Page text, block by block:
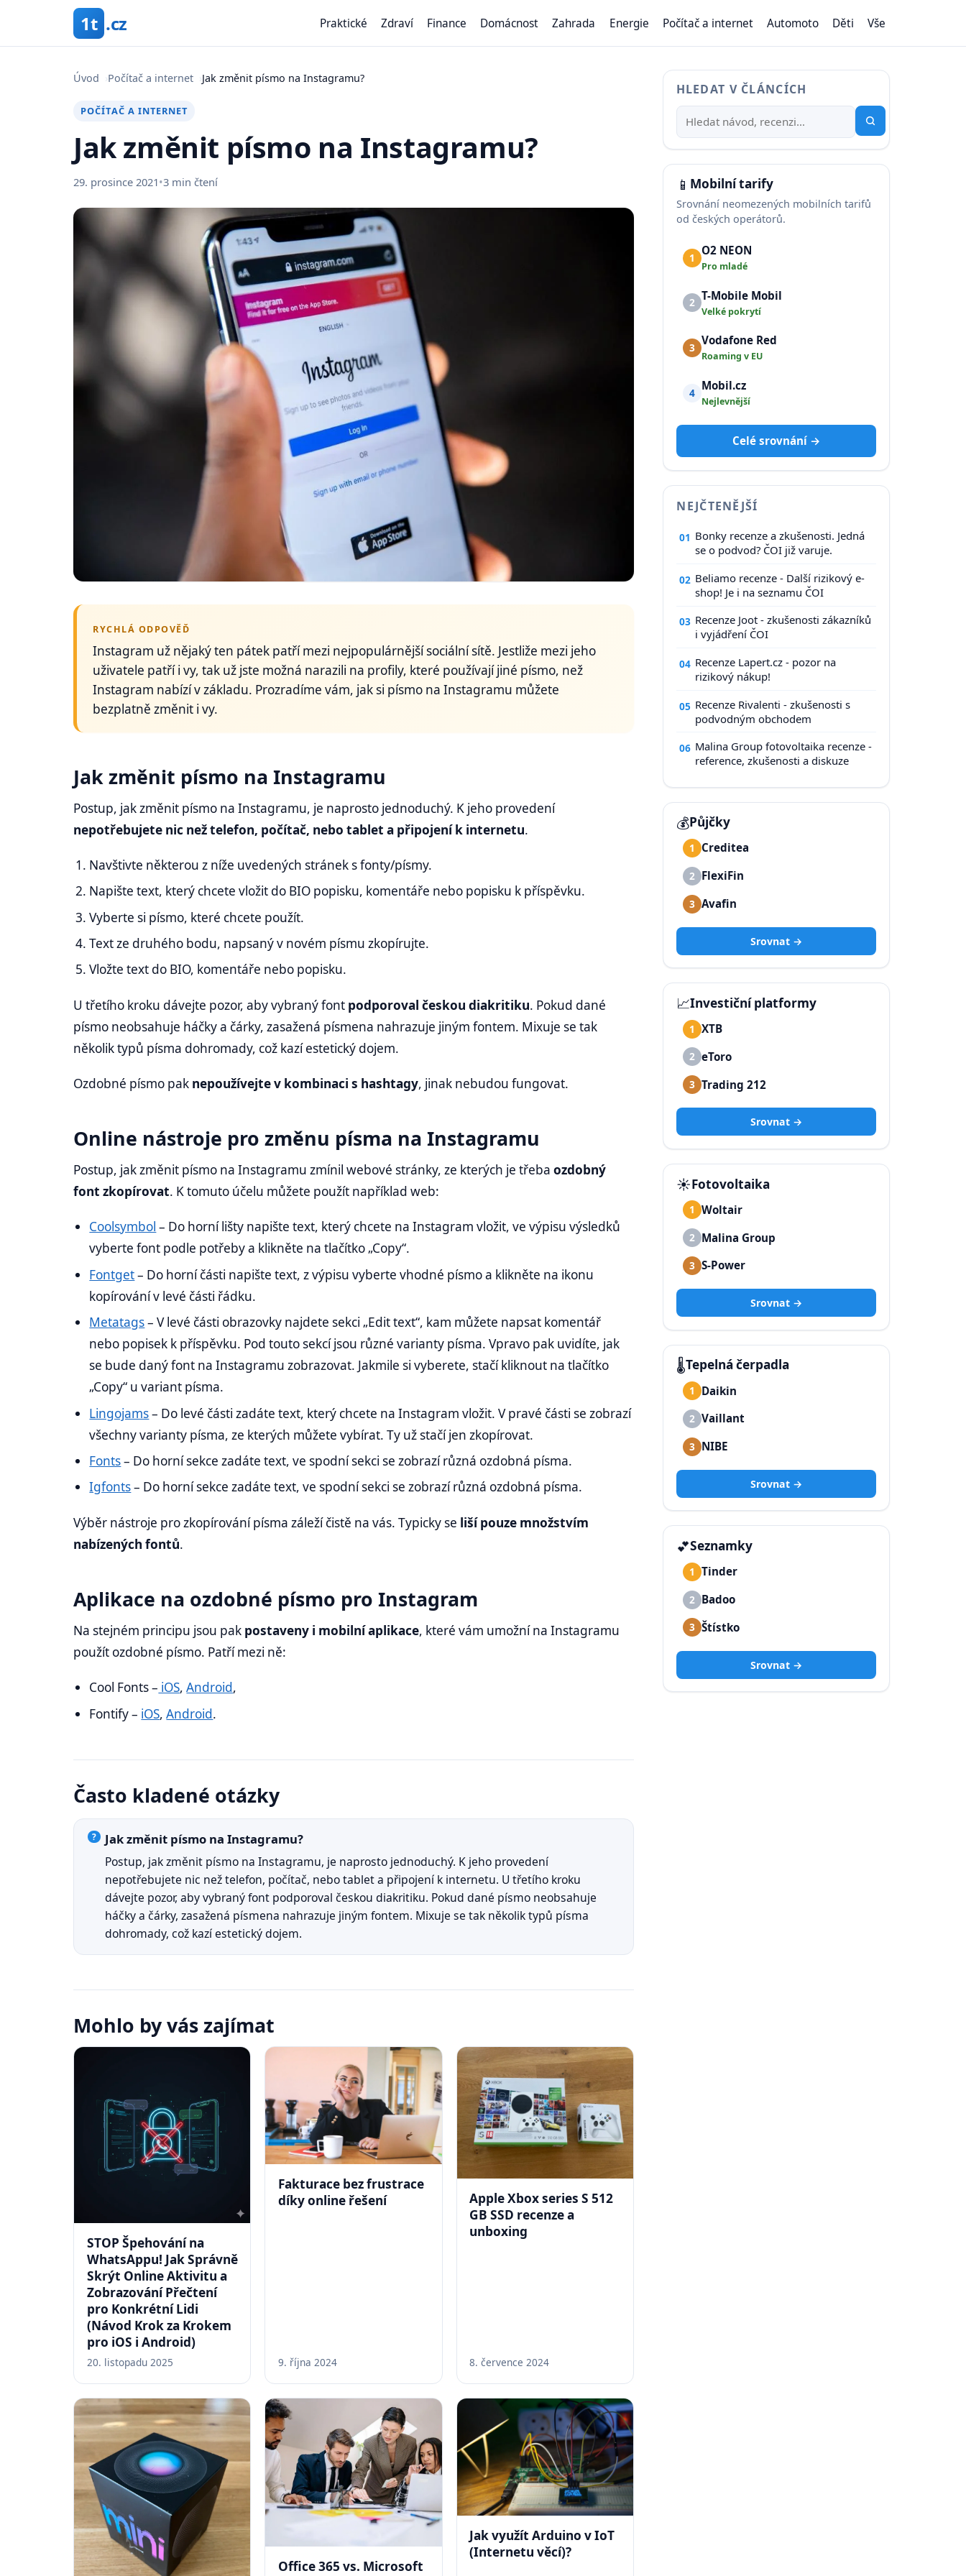
1t .cz Praktické Zdraví Finance Domácnost Zahrada Energie Počítač a internet Automoto Děti Vše
Úvod ›Počítač a internet ›Jak změnit písmo na Instagramu?
POČÍTAČ A INTERNET
Jak změnit písmo na Instagramu?
29. prosince 2021•3 min čtení
RYCHLÁ ODPOVĚĎ
Instagram už nějaký ten pátek patří mezi nejpopulárnější sociální sítě. Jestliže mezi jeho
uživatele patří i vy, tak už jste možná narazili na profily, které používají jiné písmo, než
Instagram nabízí v základu. Prozradíme vám, jak si písmo na Instagramu můžete
bezplatně změnit i vy.
Jak změnit písmo na Instagramu
Postup, jak změnit písmo na Instagramu, je naprosto jednoduchý. K jeho provedení
nepotřebujete nic než telefon, počítač, nebo tablet a připojení k internetu.
Navštivte některou z níže uvedených stránek s fonty/písmy.
Napište text, který chcete vložit do BIO popisku, komentáře nebo popisku k příspěvku.
Vyberte si písmo, které chcete použít.
Text ze druhého bodu, napsaný v novém písmu zkopírujte.
Vložte text do BIO, komentáře nebo popisku.
U třetího kroku dávejte pozor, aby vybraný font podporoval českou diakritiku. Pokud dané
písmo neobsahuje háčky a čárky, zasažená písmena nahrazuje jiným fontem. Mixuje se tak
několik typů písma dohromady, což kazí estetický dojem.
Ozdobné písmo pak nepoužívejte v kombinaci s hashtagy, jinak nebudou fungovat.
Online nástroje pro změnu písma na Instagramu
Postup, jak změnit písmo na Instagramu zmínil webové stránky, ze kterých je třeba ozdobný
font zkopírovat. K tomuto účelu můžete použít například web:
Coolsymbol – Do horní lišty napište text, který chcete na Instagram vložit, ve výpisu výsledků
vyberte font podle potřeby a klikněte na tlačítko „Copy“.
Fontget– Do horní části napište text, z výpisu vyberte vhodné písmo a klikněte na ikonu
kopírování v levé části řádku.
Metatags– V levé části obrazovky najdete sekci „Edit text“, kam můžete napsat komentář
nebo popisek k příspěvku. Pod touto sekcí jsou různé varianty písma. Vpravo pak uvidíte, jak
se bude daný font na Instagramu zobrazovat. Jakmile si vyberete, stačí kliknout na tlačítko
„Copy“ u variant písma.
Lingojams– Do levé části zadáte text, který chcete na Instagram vložit. V pravé části se zobrazí
všechny varianty písma, ze kterých můžete vybírat. Ty už stačí jen zkopírovat.
Fonts– Do horní sekce zadáte text, ve spodní sekci se zobrazí různá ozdobná písma.
Igfonts– Do horní sekce zadáte text, ve spodní sekci se zobrazí různá ozdobná písma.
Výběr nástroje pro zkopírování písma záleží čistě na vás. Typicky se liší pouze množstvím
nabízených fontů.
Aplikace na ozdobné písmo pro Instagram
Na stejném principu jsou pak postaveny i mobilní aplikace, které vám umožní na Instagramu
použít ozdobné písmo. Patří mezi ně:
Cool Fonts – iOS,Android,
Fontify – iOS,Android.
Často kladené otázky
Jak změnit písmo na Instagramu?
Postup, jak změnit písmo na Instagramu, je naprosto jednoduchý. K jeho provedení
nepotřebujete nic než telefon, počítač, nebo tablet a připojení k internetu. U třetího kroku
dávejte pozor, aby vybraný font podporoval českou diakritiku. Pokud dané písmo neobsahuje
háčky a čárky, zasažená písmena nahrazuje jiným fontem. Mixuje se tak několik typů písma
dohromady, což kazí estetický dojem.
Mohlo by vás zajímat
STOP Špehování na
WhatsAppu! Jak Správně
Skrýt Online Aktivitu a
Zobrazování Přečtení
pro Konkrétní Lidi
(Návod Krok za Krokem
pro iOS i Android)
20. listopadu 2025
Fakturace bez frustrace
díky online řešení
9. října 2024
Apple Xbox series S 512
GB SSD recenze a
unboxing
8. července 2024
Office 365 vs. Microsoft
Jak využít Arduino v IoT
(Internetu věcí)?
HLEDAT V ČLÁNCÍCH
📱 Mobilní tarify
Srovnání neomezených mobilních tarifů
od českých operátorů.
1 O2 NEON
Pro mladé
2 T-Mobile Mobil
Velké pokrytí
3 Vodafone Red
Roaming v EU
4 Mobil.cz
Nejlevnější
Celé srovnání →
NEJČTENĚJŠÍ
01 Bonky recenze a zkušenosti. Jedná
se o podvod? ČOI již varuje.
02 Beliamo recenze - Další rizikový e-
shop! Je i na seznamu ČOI
03 Recenze Joot - zkušenosti zákazníků
i vyjádření ČOI
04 Recenze Lapert.cz - pozor na
rizikový nákup!
05 Recenze Rivalenti - zkušenosti s
podvodným obchodem
06 Malina Group fotovoltaika recenze -
reference, zkušenosti a diskuze
💰Půjčky
1 Creditea
2 FlexiFin
3 Avafin
Srovnat →
📈Investiční platformy
1 XTB
2 eToro
3 Trading 212
Srovnat →
☀️Fotovoltaika
1 Woltair
2 Malina Group
3 S-Power
Srovnat →
🌡️Tepelná čerpadla
1 Daikin
2 Vaillant
3 NIBE
Srovnat →
💕Seznamky
1 Tinder
2 Badoo
3 Štístko
Srovnat →